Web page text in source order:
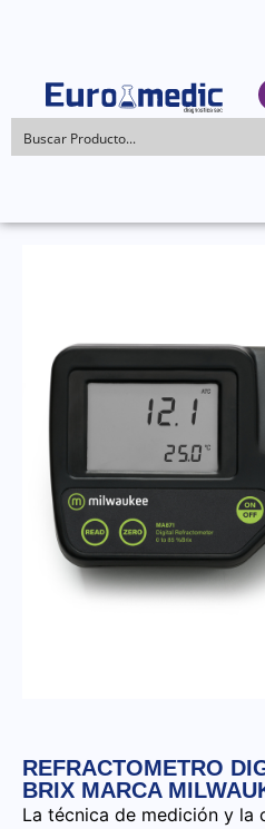
REFRACTOMETRO
BRIX MARCA
La técnica de medición y la